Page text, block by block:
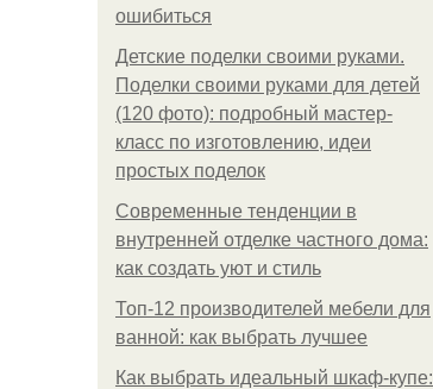
ошибиться
Детские поделки своими руками.
Поделки своими руками для детей
(120 фото): подробный мастер-
класс по изготовлению, идеи
простых поделок
Современные тенденции в
внутренней отделке частного дома:
как создать уют и стиль
Топ-12 производителей мебели для
ванной: как выбрать лучшее
Как выбрать идеальный шкаф-купе: